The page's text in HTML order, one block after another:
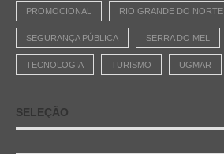
PROMOCIONAL RIO GRANDE DO NORTE
SEGURANÇA PÚBLICA SERRA DO MEL
TECNOLOGIA TURISMO UGMAR
SELEÇÃO